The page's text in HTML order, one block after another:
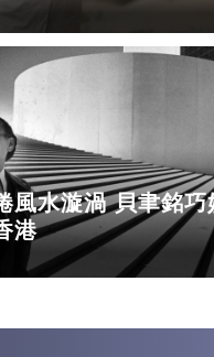
風水漩渦 貝聿銘巧
港